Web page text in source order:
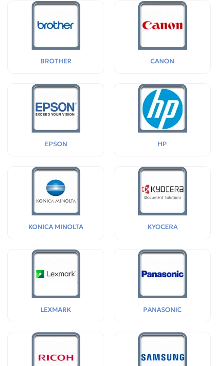
BROTHER CANON
EPSON HP
KONICA MINOLTA KYOCERA
LEXMARK PANASONIC